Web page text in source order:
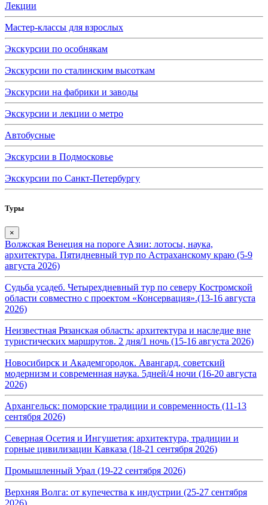
Лекции
Мастер-классы для взрослых
Экскурсии по особнякам
Экскурсии по сталинским высоткам
Экскурсии на фабрики и заводы
Экскурсии и лекции о метро
Автобусные
Экскурсии в Подмосковье
Экскурсии по Санкт-Петербургу
Туры
×
Волжская Венеция на пороге Азии: лотосы, наука,
архитектура. Пятидневный тур по Астраханскому краю (5-9
августа 2026)
Судьба усадеб. Четырехдневный тур по северу Костромской
области совместно с проектом «Консервация».(13-16 августа
2026)
Неизвестная Рязанская область: архитектура и наследие вне
туристических маршрутов. 2 дня/1 ночь (15-16 августа 2026)
Новосибирск и Академгородок. Авангард, советский
модернизм и современная наука. 5дней/4 ночи (16-20 августа
2026)
Архангельск: поморские традиции и современность (11-13
сентября 2026)
Северная Осетия и Ингушетия: архитектура, традиции и
горные цивилизации Кавказа (18-21 сентября 2026)
Промышленный Урал (19-22 сентября 2026)
Верхняя Волга: от купечества к индустрии (25-27 сентября
2026)